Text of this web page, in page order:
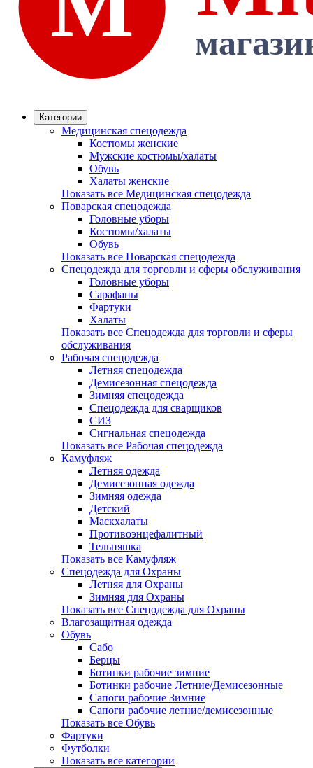
Категории
Медицинская спецодежда
Костюмы женские
Мужские костюмы/халаты
Обувь
Халаты женские
Показать все Медицинская спецодежда
Поварская спецодежда
Головные уборы
Костюмы/халаты
Обувь
Показать все Поварская спецодежда
Спецодежда для торговли и сферы обслуживания
Головные уборы
Сарафаны
Фартуки
Халаты
Показать все Спецодежда для торговли и сферы
обслуживания
Рабочая спецодежда
Летняя спецодежда
Демисезонная спецодежда
Зимняя спецодежда
Спецодежда для сварщиков
СИЗ
Сигнальная спецодежда
Показать все Рабочая спецодежда
Камуфляж
Летняя одежда
Демисезонная одежда
Зимняя одежда
Детский
Маскхалаты
Противоэнцефалитный
Тельняшка
Показать все Камуфляж
Спецодежда для Охраны
Летняя для Охраны
Зимняя для Охраны
Показать все Спецодежда для Охраны
Влагозащитная одежда
Обувь
Сабо
Берцы
Ботинки рабочие зимние
Ботинки рабочие Летние/Демисезонные
Сапоги рабочие Зимние
Сапоги рабочие летние/демисезонные
Показать все Обувь
Фартуки
Футболки
Показать все категории